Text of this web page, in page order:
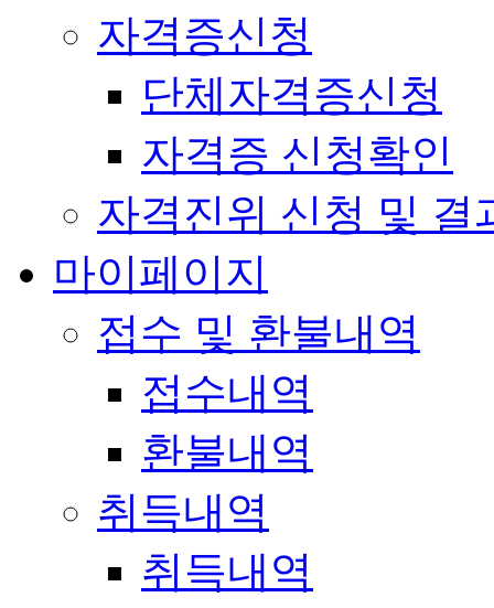
자격증신청
단체자격증신청
자격증 신청확인
자격진위 신청 및 결
마이페이지
접수 및 환불내역
접수내역
환불내역
취득내역
취득내역